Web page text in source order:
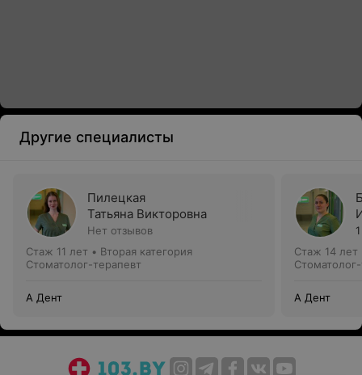
Другие специалисты
Пилецкая
Татьяна Викторовна
Нет отзывов
Стаж 11 лет • Вторая категория
Стоматолог-терапевт
А Дент
Стаж 14 лет
А Дент